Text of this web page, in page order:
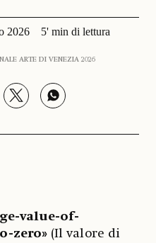
2026 5' min di lettura
ARTE DI VENEZIA 2026
value-of-
zero»(Il valore di